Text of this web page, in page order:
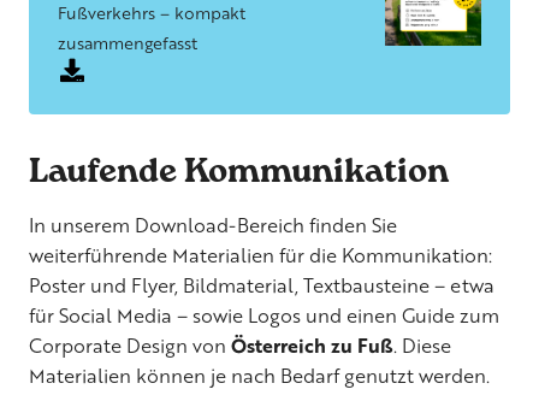
Fußverkehrs – kompakt
zusammengefasst
Laufende Kommunikation
In unserem Download-Bereich finden Sie
weiterführende Materialien für die Kommunikation:
Poster und Flyer, Bildmaterial, Textbausteine – etwa
für Social Media – sowie Logos und einen Guide zum
Corporate Design von Österreich zu Fuß. Diese
Materialien können je nach Bedarf genutzt werden.